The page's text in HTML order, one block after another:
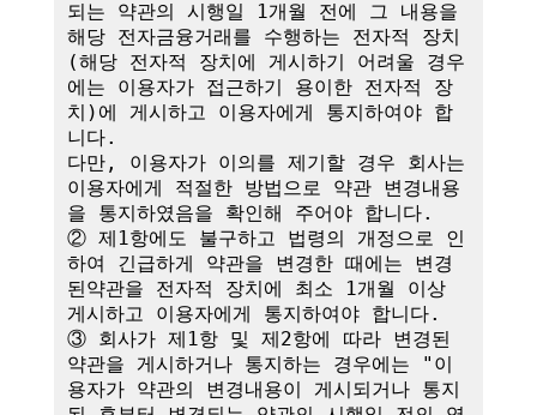
되는 약관의 시행일 1개월 전에 그 내용을
해당 전자금융거래를 수행하는 전자적 장치
(해당 전자적 장치에 게시하기 어려울 경우
에는 이용자가 접근하기 용이한 전자적 장
치)에 게시하고 이용자에게 통지하여야 합
니다.
다만, 이용자가 이의를 제기할 경우 회사는
이용자에게 적절한 방법으로 약관 변경내용
을 통지하였음을 확인해 주어야 합니다.
② 제1항에도 불구하고 법령의 개정으로 인
하여 긴급하게 약관을 변경한 때에는 변경
된약관을 전자적 장치에 최소 1개월 이상
게시하고 이용자에게 통지하여야 합니다.
③ 회사가 제1항 및 제2항에 따라 변경된
약관을 게시하거나 통지하는 경우에는 "이
용자가 약관의 변경내용이 게시되거나 통지